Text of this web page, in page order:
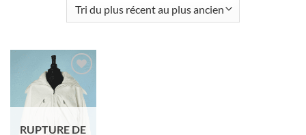
Ajouter
à la liste
d'envies
RUPTURE DE